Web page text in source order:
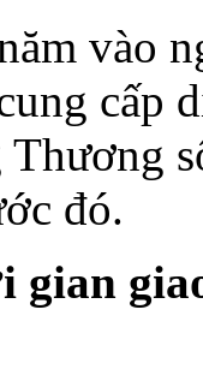
vào
cấp
Thương
đó.
giao